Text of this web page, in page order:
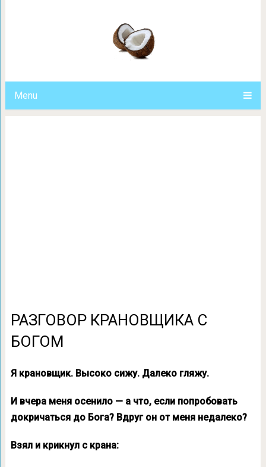
Menu
РАЗГОВОР КРАНОВЩИКА С
БОГОМ
Я крановщик. Высоко сижу. Далеко гляжу.
И вчера меня осенило — а что, если попробовать
докричаться до Бога? Вдруг он от меня недалеко?
Взял и крикнул с крана: